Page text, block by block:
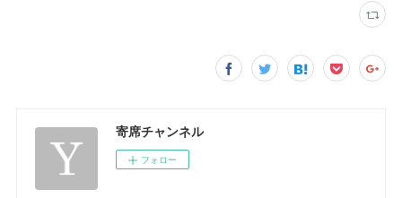
寄席チャンネル
フォロー